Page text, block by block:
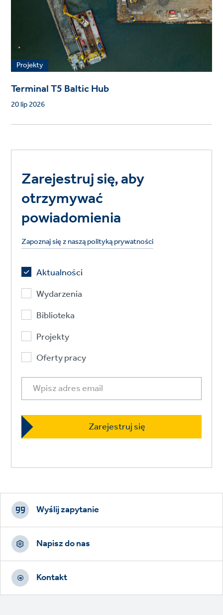
Projekty
Terminal T5 Baltic Hub
20 lip 2026
Zarejestruj się, aby
otrzymywać
powiadomienia
Zapoznaj się z naszą polityką prywatności
Aktualności
Wydarzenia
Biblioteka
Projekty
Oferty pracy
Footer
CTAs
Wyślij zapytanie
Napisz do nas
Kontakt